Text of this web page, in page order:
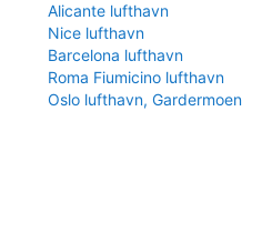
Alicante lufthavn
Nice lufthavn
Barcelona lufthavn
Roma Fiumicino lufthavn
Oslo lufthavn, Gardermoen